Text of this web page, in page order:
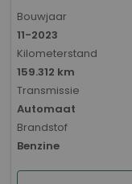
Bouwjaar
11-2023
Kilometerstand
159.312 km
Transmissie
Automaat
Brandstof
Benzine